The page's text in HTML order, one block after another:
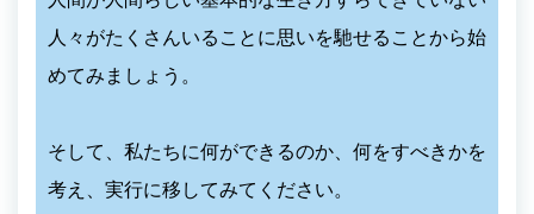
人々がたくさんいることに思いを馳せることから始
めてみましょう。
そして、私たちに何ができるのか、何をすべきかを
考え、実行に移してみてください。